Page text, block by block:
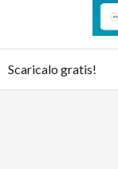
Scaricalo gratis!